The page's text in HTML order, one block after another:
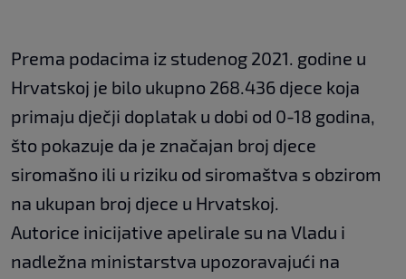
Prema podacima iz studenog 2021. godine u
Hrvatskoj je bilo ukupno 268.436 djece koja
primaju dječji doplatak u dobi od 0-18 godina,
što pokazuje da je značajan broj djece
siromašno ili u riziku od siromaštva s obzirom
na ukupan broj djece u Hrvatskoj.
Autorice inicijative apelirale su na Vladu i
nadležna ministarstva upozoravajući na